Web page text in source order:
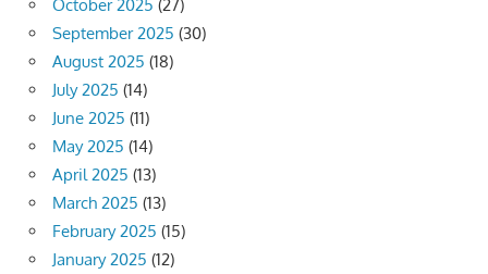
October 2025 (27)
September 2025 (30)
August 2025 (18)
July 2025 (14)
June 2025 (11)
May 2025 (14)
April 2025 (13)
March 2025 (13)
February 2025 (15)
January 2025 (12)